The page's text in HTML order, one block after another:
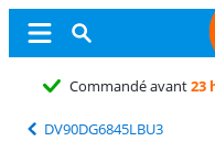
DV90DG6845LBU3